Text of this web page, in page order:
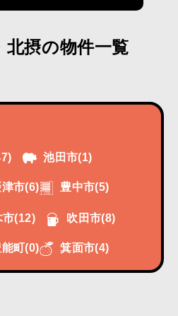
北摂の物件一覧
池田市(1)
市(6) 豊中市(5)
市(12) 吹田市(8)
能町(0) 箕面市(4)